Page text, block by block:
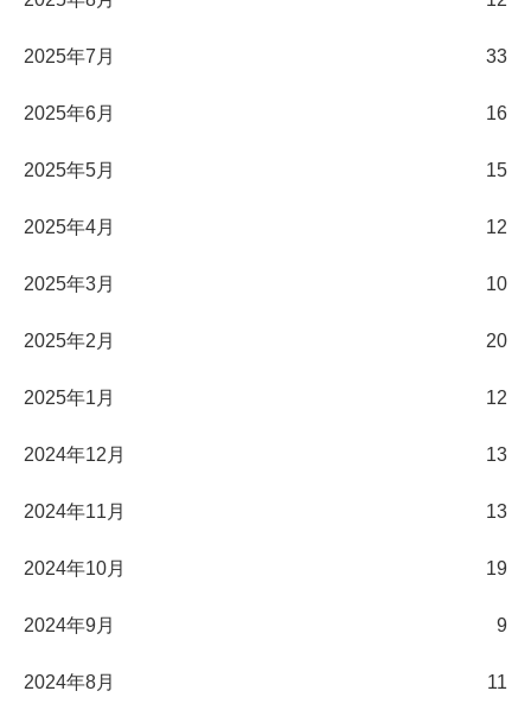
2025年7月 33
2025年6月 16
2025年5月 15
2025年4月 12
2025年3月 10
2025年2月 20
2025年1月 12
2024年12月 13
2024年11月 13
2024年10月 19
2024年9月 9
2024年8月 11